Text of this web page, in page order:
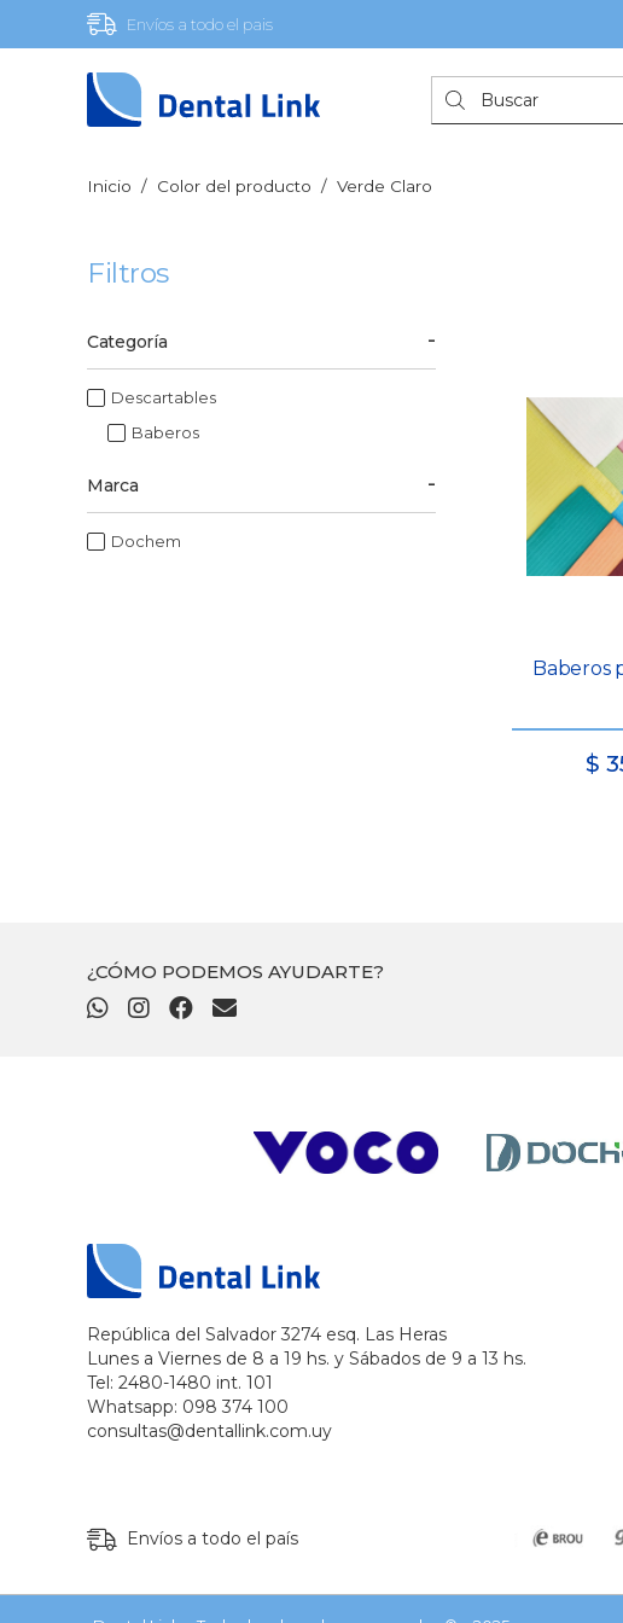
Envíos a todo el pais
Búsqueda
de
productos
Inicio / Color del producto / Verde Claro
Filtros
Categoría
Descartables
Baberos
Marca
Dochem
Baberos
$
¿CÓMO PODEMOS AYUDARTE?
República del Salvador 3274 esq. Las Heras
Lunes a Viernes de 8 a 19 hs. y Sábados de 9 a 13 hs.
Tel: 2480-1480 int. 101
Whatsapp: 098 374 100
consultas@dentallink.com.uy
Envíos a todo el país